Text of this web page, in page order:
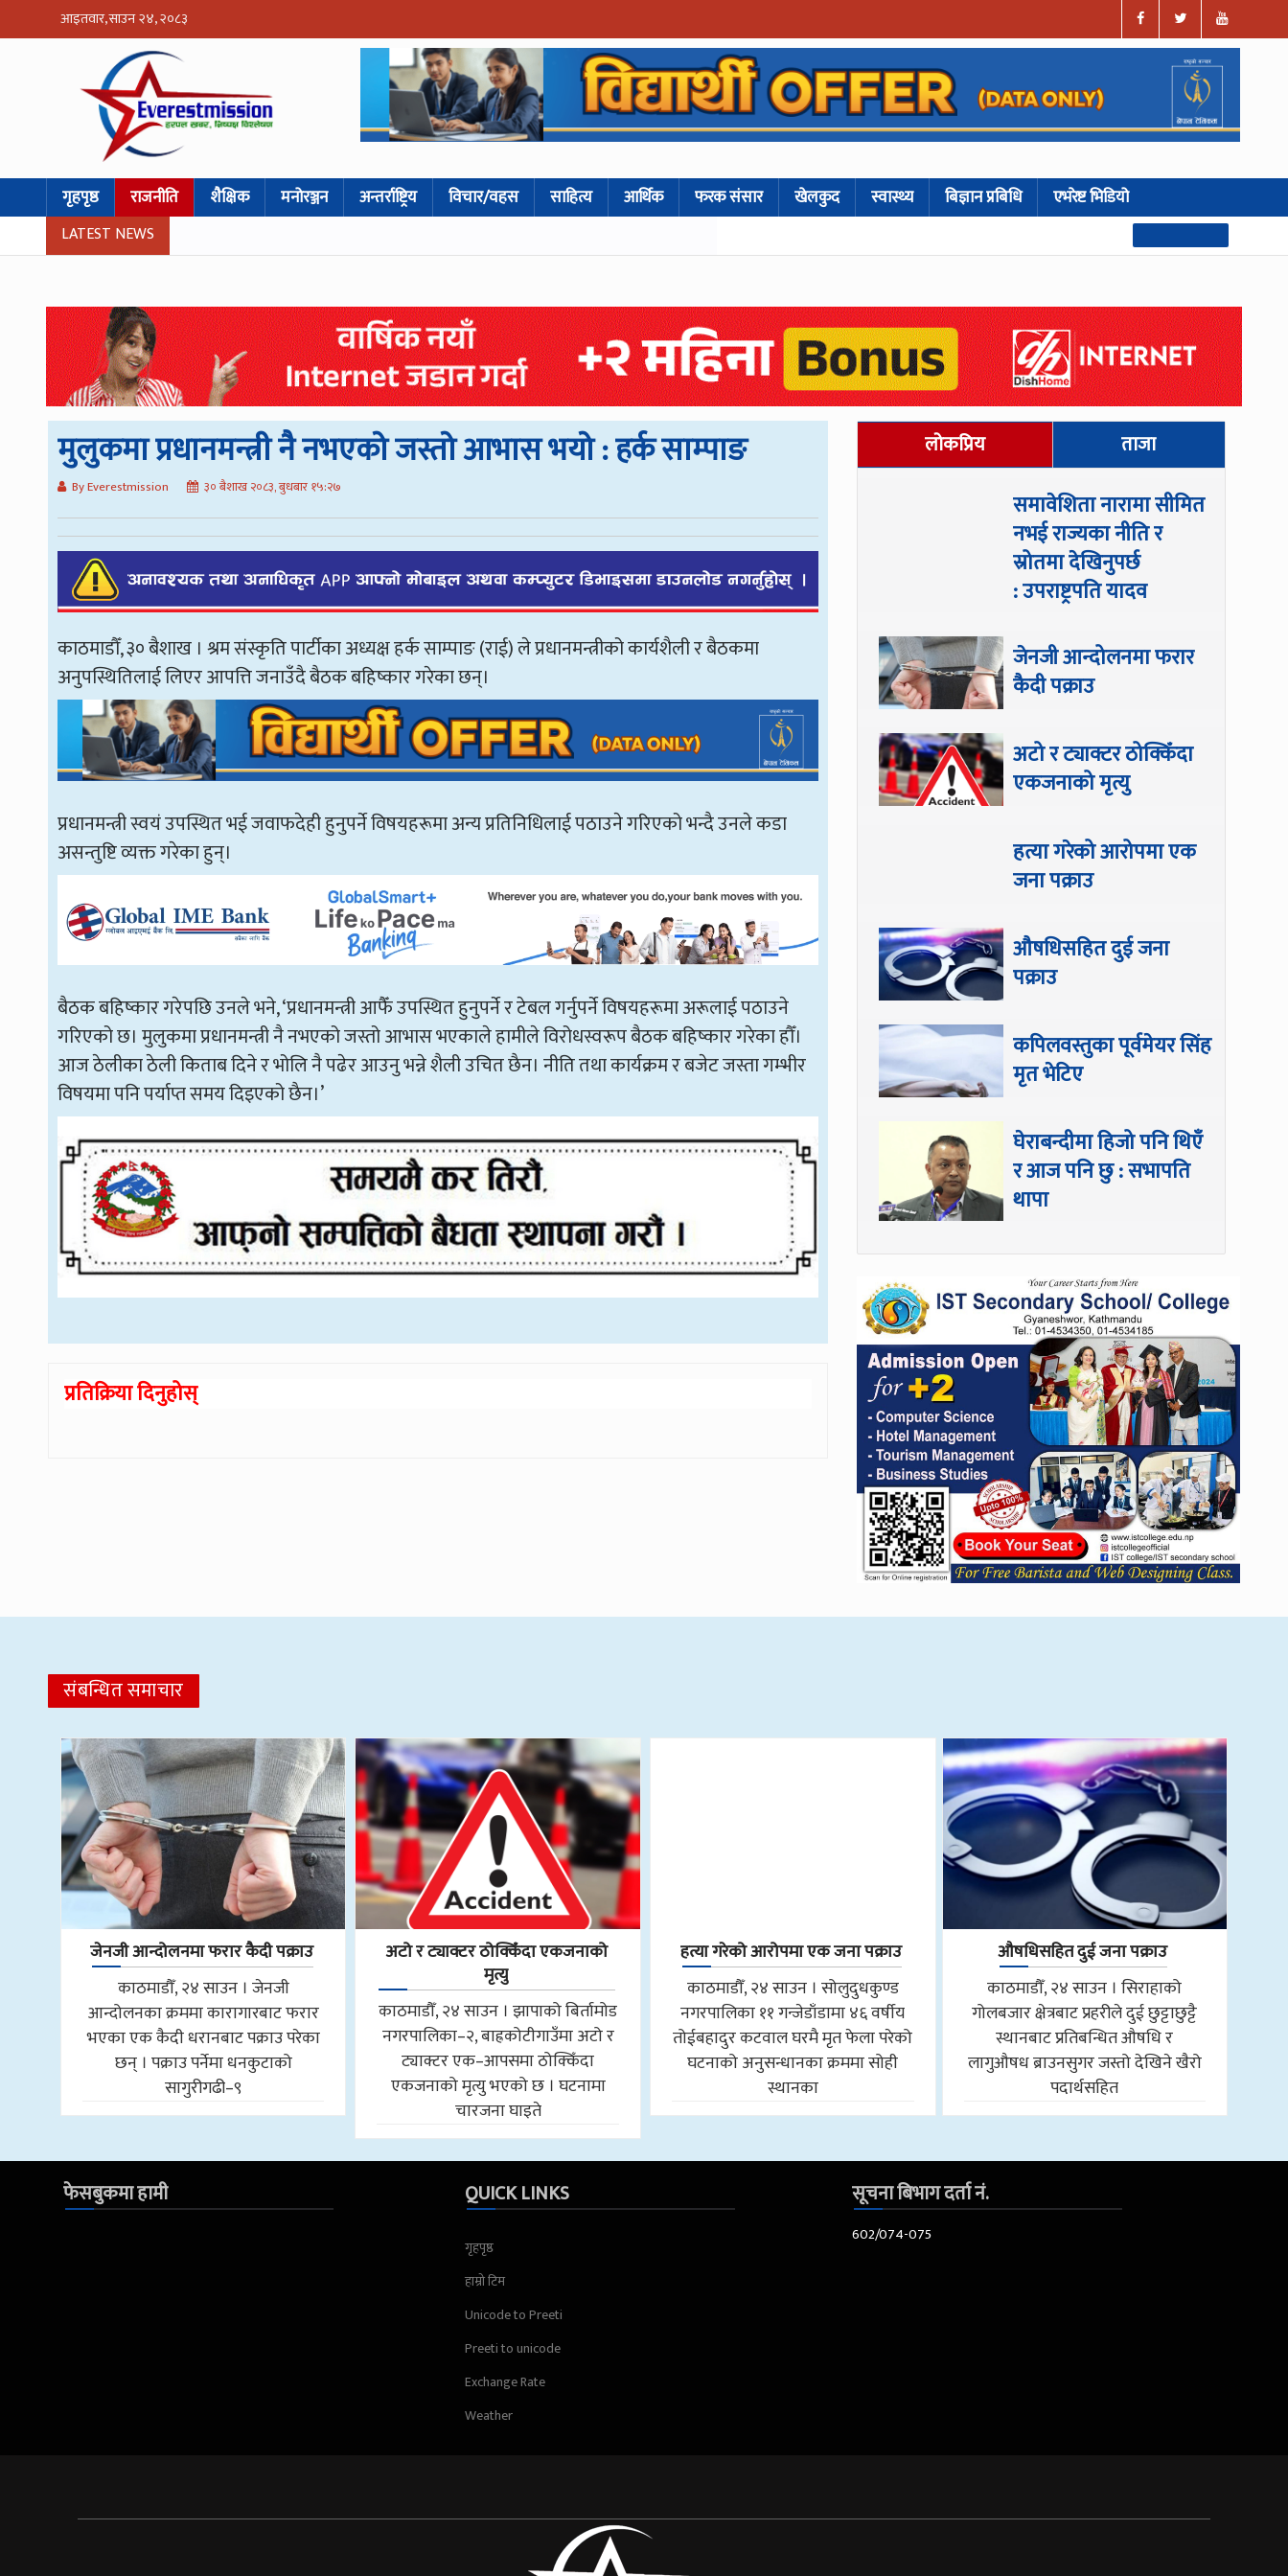
आइतवार, साउन २४, २०८३
गृहपृष्ठ राजनीति शैक्षिक मनोरञ्जन अन्तर्राष्ट्रिय विचार/वहस साहित्य आर्थिक फरक संसार खेलकुद स्वास्थ्य बिज्ञान प्रबिधि एभरेष्ट भिडियो
LATEST NEWS
मुलुकमा प्रधानमन्त्री नै नभएको जस्तो आभास भयो : हर्क साम्पाङ
By Everestmission ३० बैशाख २०८३, बुधबार १५:२७
काठमाडौँ, ३० बैशाख । श्रम संस्कृति पार्टीका अध्यक्ष हर्क साम्पाङ (राई) ले प्रधानमन्त्रीको कार्यशैली र बैठकमा
अनुपस्थितिलाई लिएर आपत्ति जनाउँदै बैठक बहिष्कार गरेका छन्।
प्रधानमन्त्री स्वयं उपस्थित भई जवाफदेही हुनुपर्ने विषयहरूमा अन्य प्रतिनिधिलाई पठाउने गरिएको भन्दै उनले कडा
असन्तुष्टि व्यक्त गरेका हुन्।
बैठक बहिष्कार गरेपछि उनले भने, ‘प्रधानमन्त्री आफैँ उपस्थित हुनुपर्ने र टेबल गर्नुपर्ने विषयहरूमा अरूलाई पठाउने
गरिएको छ। मुलुकमा प्रधानमन्त्री नै नभएको जस्तो आभास भएकाले हामीले विरोधस्वरूप बैठक बहिष्कार गरेका हौँ।
आज ठेलीका ठेली किताब दिने र भोलि नै पढेर आउनु भन्ने शैली उचित छैन। नीति तथा कार्यक्रम र बजेट जस्ता गम्भीर
विषयमा पनि पर्याप्त समय दिइएको छैन।’
प्रतिक्रिया दिनुहोस्
लोकप्रिय ताजा
समावेशिता नारामा सीमित
नभई राज्यका नीति र
स्रोतमा देखिनुपर्छ
: उपराष्ट्रपति यादव
जेनजी आन्दोलनमा फरार
कैदी पक्राउ
अटो र ट्याक्टर ठोक्किँदा
एकजनाको मृत्यु
हत्या गरेको आरोपमा एक
जना पक्राउ
औषधिसहित दुई जना
पक्राउ
कपिलवस्तुका पूर्वमेयर सिंह
मृत भेटिए
घेराबन्दीमा हिजो पनि थिएँ
र आज पनि छु : सभापति
थापा
संबन्धित समाचार
जेनजी आन्दोलनमा फरार कैदी पक्राउ
काठमाडौँ, २४ साउन । जेनजी
आन्दोलनका क्रममा कारागारबाट फरार
भएका एक कैदी धरानबाट पक्राउ परेका
छन् । पक्राउ पर्नेमा धनकुटाको
सागुरीगढी–९
अटो र ट्याक्टर ठोक्किँदा एकजनाको
मृत्यु
काठमाडौँ, २४ साउन । झापाको बिर्तामोड
नगरपालिका–२, बाह्रकोटीगाउँमा अटो र
ट्याक्टर एक–आपसमा ठोक्किँदा
एकजनाको मृत्यु भएको छ । घटनामा
चारजना घाइते
हत्या गरेको आरोपमा एक जना पक्राउ
काठमाडौँ, २४ साउन । सोलुदुधकुण्ड
नगरपालिका ११ गन्जेडाँडामा ४६ वर्षीय
तोईबहादुर कटवाल घरमै मृत फेला परेको
घटनाको अनुसन्धानका क्रममा सोही
स्थानका
औषधिसहित दुई जना पक्राउ
काठमाडौँ, २४ साउन । सिराहाको
गोलबजार क्षेत्रबाट प्रहरीले दुई छुट्टाछुट्टै
स्थानबाट प्रतिबन्धित औषधि र
लागुऔषध ब्राउनसुगर जस्तो देखिने खैरो
पदार्थसहित
फेसबुकमा हामी QUICK LINKS
गृहपृष्ठ
हाम्रो टिम
Unicode to Preeti
Preeti to unicode
Exchange Rate
Weather
सूचना बिभाग दर्ता नं.
602/074-075